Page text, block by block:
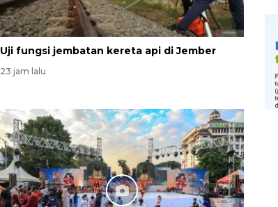
Uji fungsi jembatan kereta api di Jember
23 jam lalu